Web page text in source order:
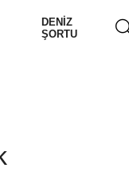
DENİZ
ŞORTU